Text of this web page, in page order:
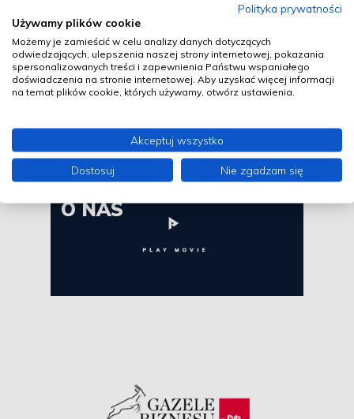
Jeśli masz więcej informacji na temat
planowanej inwestycji
WIĘCEJ
O NAS
Polityka prywatności
Używamy plików cookie
Możemy je zamieścić w celu analizy danych dotyczących
odwiedzających, ulepszenia naszej strony internetowej, pokazania
spersonalizowanych treści i zapewnienia Państwu wspaniałego
doświadczenia na stronie internetowej. Aby uzyskać więcej informacji
na temat plików cookie, których używamy, otwórz ustawienia.
Akceptuj wszystko
Dostosuj Nie zgadzam się